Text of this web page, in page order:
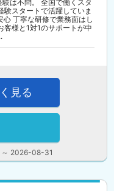
は不問。 全国で働くスタ
験スタートで活躍していま
丁寧な研修で業務面はし
様と1対1のサポートが中
～ 2026-08-31
見る